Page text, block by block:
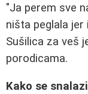
"Ja perem sve
ništa peglala jer
Sušilica za veš
porodicama.
Kako se